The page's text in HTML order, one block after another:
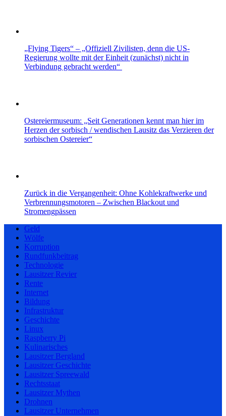
„Flying Tigers“ – „Offiziell Zivilisten, denn die US-
Regierung wollte mit der Einheit (zunächst) nicht in
Verbindung gebracht werden“
Ostereiermuseum: „Seit Generationen kennt man hier im
Herzen der sorbisch / wendischen Lausitz das Verzieren der
sorbischen Ostereier“
Zurück in die Vergangenheit: Ohne Kohlekraftwerke und
Verbrennungsmotoren – Zwischen Blackout und
Stromengpässen
Geld
Wölfe
Korruption
Rundfunkbeitrag
Technologie
Lausitzer Revier
Rente
Internet
Bildung
Infrastruktur
Geschichte
Linux
Raspberry Pi
Kulinarisches
Lausitzer Bergland
Lausitzer Geschichte
Lausitzer Spreewald
Rechtsstaat
Lausitzer Mythen
Drohnen
Lausitzer Unternehmen